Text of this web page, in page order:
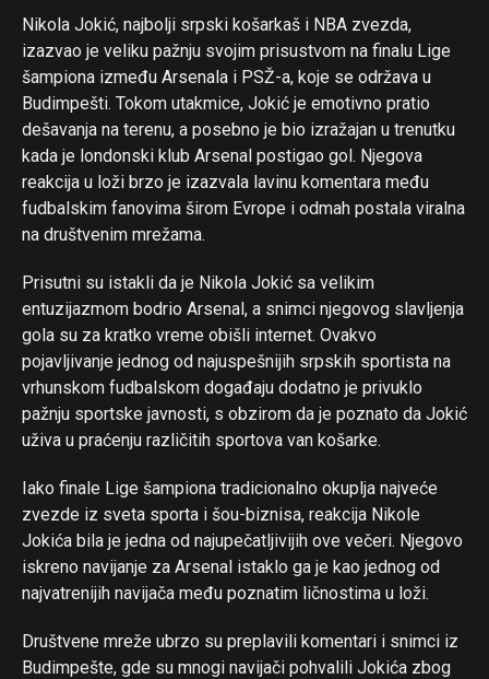
Nikola Jokić, najbolji srpski košarkaš i NBA zvezda,
izazvao je veliku pažnju svojim prisustvom na finalu Lige
šampiona između Arsenala i PSŽ-a, koje se održava u
Budimpešti. Tokom utakmice, Jokić je emotivno pratio
dešavanja na terenu, a posebno je bio izražajan u trenutku
kada je londonski klub Arsenal postigao gol. Njegova
reakcija u loži brzo je izazvala lavinu komentara među
fudbalskim fanovima širom Evrope i odmah postala viralna
na društvenim mrežama.
Prisutni su istakli da je Nikola Jokić sa velikim
entuzijazmom bodrio Arsenal, a snimci njegovog slavljenja
gola su za kratko vreme obišli internet. Ovakvo
pojavljivanje jednog od najuspešnijih srpskih sportista na
vrhunskom fudbalskom događaju dodatno je privuklo
pažnju sportske javnosti, s obzirom da je poznato da Jokić
uživa u praćenju različitih sportova van košarke.
Iako finale Lige šampiona tradicionalno okuplja najveće
zvezde iz sveta sporta i šou-biznisa, reakcija Nikole
Jokića bila je jedna od najupečatljivijih ove večeri. Njegovo
iskreno navijanje za Arsenal istaklo ga je kao jednog od
najvatrenijih navijača među poznatim ličnostima u loži.
Društvene mreže ubrzo su preplavili komentari i snimci iz
Budimpešte, gde su mnogi navijači pohvalili Jokića zbog